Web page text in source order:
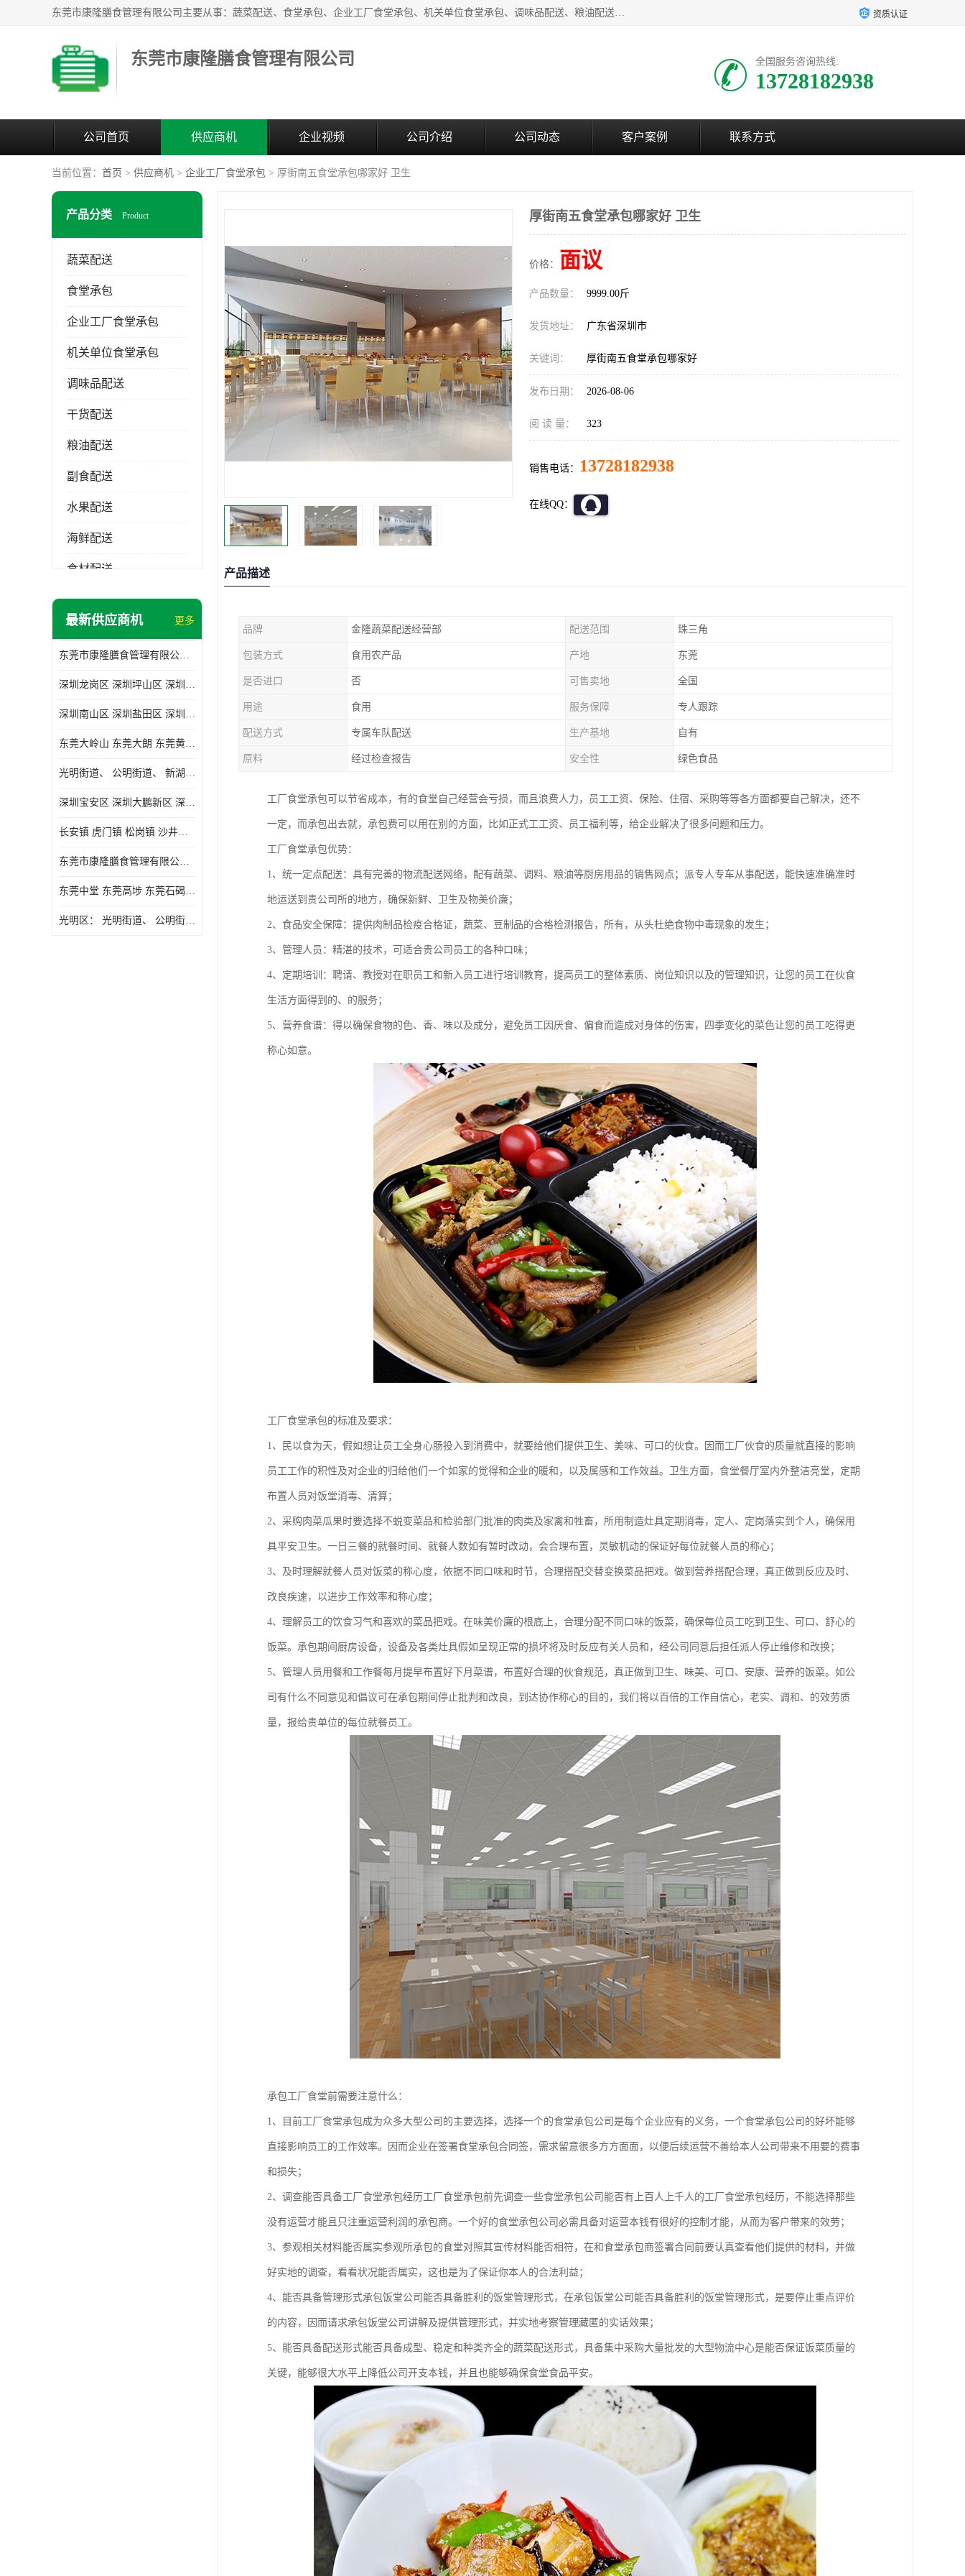
东莞市康隆膳食管理有限公司主要从事：蔬菜配送、食堂承包、企业工厂食堂承包、机关单位食堂承包、调味品配送、粮油配送、干货配送、副食配送、水果配送、海鲜配送等业务，东莞蔬菜配送电话，咨询在线客服。 资质认证
东莞市康隆膳食管理有限公司 全国服务咨询热线:
13728182938
公司首页 供应商机 企业视频 公司介绍 公司动态 客户案例 联系方式
当前位置： 首页 > 供应商机 > 企业工厂食堂承包 > 厚街南五食堂承包哪家好 卫生
产品分类 Product
蔬菜配送
食堂承包
企业工厂食堂承包
机关单位食堂承包
调味品配送
干货配送
粮油配送
副食配送
水果配送
海鲜配送
食材配送
最新供应商机 更多
东莞市康隆膳食管理有限公司主要经营蔬菜配送 东莞食堂承包 光明蔬菜配送 深圳市食堂承包 深圳市蔬菜配送等业务 欢迎咨询了解
深圳龙岗区 深圳坪山区 深圳光明区 深圳龙华区
深圳南山区 深圳盐田区 深圳福田区 深圳罗湖区 深圳龙岗区
东莞大岭山 东莞大朗 东莞黄江 东莞樟木头 蔬菜配送
光明街道、 公明街道、 新湖街道、
深圳宝安区 深圳大鹏新区 深圳特别合作区
长安镇 虎门镇 松岗镇 沙井镇 公明镇 莞城街道 南城街道 东城街道 万江街道 石碣镇 石龙镇 茶山镇 石排镇 企石镇 横沥镇
东莞市康隆膳食管理有限公司 长安蔬菜配送 虎门蔬菜配送 大岭山蔬菜配送
东莞中堂 东莞高埗 东莞石碣 东莞望牛墩 东莞洪梅 东莞道滘 东莞石龙镇 东莞石排镇
光明区： 光明街道、 公明街道、 新湖街道、 凤凰街道、 玉塘街道、 马田街道
厚街南五食堂承包哪家好 卫生
价格： 面议
产品数量： 9999.00斤
发货地址： 广东省深圳市
关键词： 厚街南五食堂承包哪家好
发布日期： 2026-08-06
阅 读 量： 323
销售电话： 13728182938
在线QQ：
产品描述
品牌 金隆蔬菜配送经营部 配送范围 珠三角
包装方式 食用农产品 产地 东莞
是否进口 否 可售卖地 全国
用途 食用 服务保障 专人跟踪
配送方式 专属车队配送 生产基地 自有
原料 经过检查报告 安全性 绿色食品
工厂食堂承包可以节省成本，有的食堂自己经营会亏损，而且浪费人力，员工工资、保险、住宿、采购等等各方面都要自己解决，还不
一定，而承包出去就，承包费可以用在别的方面，比如正式工工资、员工福利等，给企业解决了很多问题和压力。
工厂食堂承包优势：
1、统一定点配送：具有完善的物流配送网络，配有蔬菜、调料、粮油等厨房用品的销售网点；派专人专车从事配送，能快速准确准时
地运送到贵公司所的地方，确保新鲜、卫生及物美价廉；
2、食品安全保障：提供肉制品检疫合格证，蔬菜、豆制品的合格检测报告，所有，从头杜绝食物中毒现象的发生；
3、管理人员：精湛的技术，可适合贵公司员工的各种口味；
4、定期培训：聘请、教授对在职员工和新入员工进行培训教育，提高员工的整体素质、岗位知识以及的管理知识，让您的员工在伙食
生活方面得到的、的服务；
5、营养食谱：得以确保食物的色、香、味以及成分，避免员工因厌食、偏食而造成对身体的伤害，四季变化的菜色让您的员工吃得更
称心如意。
工厂食堂承包的标准及要求：
1、民以食为天，假如想让员工全身心肠投入到消费中，就要给他们提供卫生、美味、可口的伙食。因而工厂伙食的质量就直接的影响
员工工作的积性及对企业的归给他们一个如家的觉得和企业的暖和，以及属感和工作效益。卫生方面，食堂餐厅室内外整洁亮堂，定期
布置人员对饭堂消毒、清算；
2、采购肉菜瓜果时要选择不蜕变菜品和检验部门批准的肉类及家禽和牲畜，所用制造灶具定期消毒，定人、定岗落实到个人，确保用
具平安卫生。一日三餐的就餐时间、就餐人数如有暂时改动，会合理布置，灵敏机动的保证好每位就餐人员的称心；
3、及时理解就餐人员对饭菜的称心度，依据不同口味和时节，合理搭配交替变换菜品把戏。做到营养搭配合理，真正做到反应及时、
改良疾速，以进步工作效率和称心度；
4、理解员工的饮食习气和喜欢的菜品把戏。在味美价廉的根底上，合理分配不同口味的饭菜，确保每位员工吃到卫生、可口、舒心的
饭菜。承包期间厨房设备，设备及各类灶具假如呈现正常的损坏将及时反应有关人员和，经公司同意后担任派人停止维修和改换；
5、管理人员用餐和工作餐每月提早布置好下月菜谱，布置好合理的伙食规范，真正做到卫生、味美、可口、安康、营养的饭菜。如公
司有什么不同意见和倡议可在承包期间停止批判和改良，到达协作称心的目的，我们将以百倍的工作自信心，老实、调和、的效劳质
量，报给贵单位的每位就餐员工。
承包工厂食堂前需要注意什么：
1、目前工厂食堂承包成为众多大型公司的主要选择，选择一个的食堂承包公司是每个企业应有的义务，一个食堂承包公司的好坏能够
直接影响员工的工作效率。因而企业在签署食堂承包合同签，需求留意很多方方面面，以便后续运营不善给本人公司带来不用要的费事
和损失；
2、调查能否具备工厂食堂承包经历工厂食堂承包前先调查一些食堂承包公司能否有上百人上千人的工厂食堂承包经历，不能选择那些
没有运营才能且只注重运营利润的承包商。一个好的食堂承包公司必需具备对运营本钱有很好的控制才能，从而为客户带来的效劳；
3、参观相关材料能否属实参观所承包的食堂对照其宣传材料能否相符，在和食堂承包商签署合同前要认真查看他们提供的材料，并做
好实地的调查，看看状况能否属实，这也是为了保证你本人的合法利益；
4、能否具备管理形式承包饭堂公司能否具备胜利的饭堂管理形式，在承包饭堂公司能否具备胜利的饭堂管理形式，是要停止重点评价
的内容，因而请求承包饭堂公司讲解及提供管理形式，并实地考察管理藏匿的实话效果；
5、能否具备配送形式能否具备成型、稳定和种类齐全的蔬菜配送形式，具备集中采购大量批发的大型物流中心是能否保证饭菜质量的
关键，能够很大水平上降低公司开支本钱，并且也能够确保食堂食品平安。